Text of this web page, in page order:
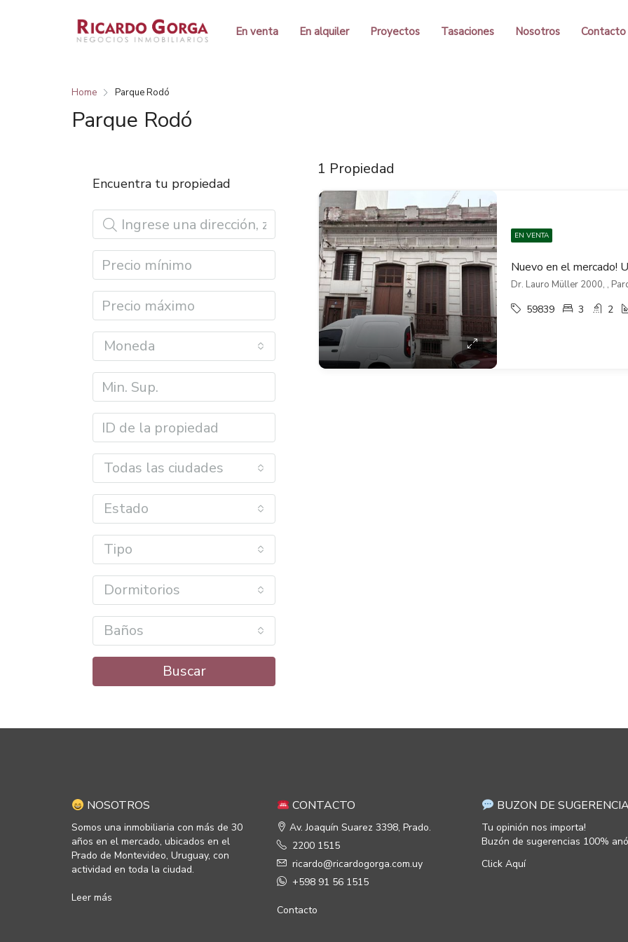
En venta En alquiler Proyectos Tasaciones Nosotros Contacto
Home Parque Rodó
Parque Rodó
1 Propiedad
EN VENTA
Dr. Lauro Müller 2000, ,
59839 3 2
Encuentra tu propiedad
Moneda
Todas las ciudades
Estado
Tipo
Dormitorios
Baños
Buscar
NOSOTROS
Somos una inmobiliaria con más de 30
años en el mercado, ubicados en el
Prado de Montevideo, Uruguay, con
actividad en toda la ciudad.
Leer más
CONTACTO
Av. Joaquín Suarez 3398, Prado.
2200 1515
ricardo@ricardogorga.com.uy
+598 91 56 1515
Contacto
BUZON DE
Tu opinión nos importa!
Buzón de sugerencias 100%
Click Aquí